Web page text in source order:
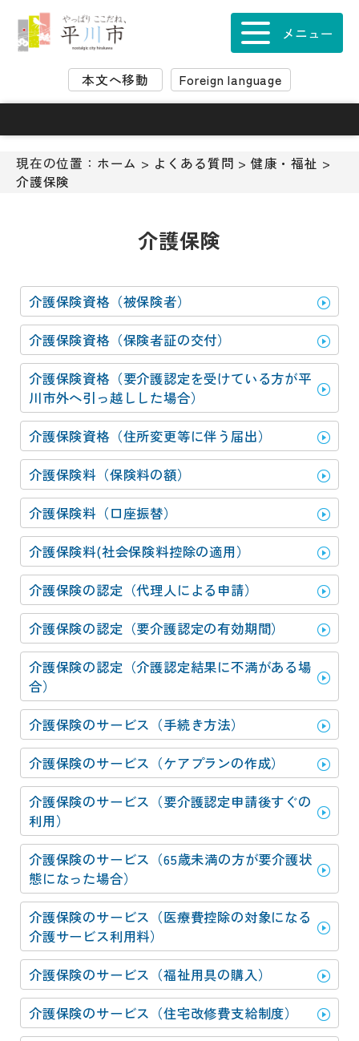
ョ
ス
本文へ移動 Foreign language
メニュー
現在の位置： ホーム > よくある質問 > 健康・福祉 >
介護保険
介護保険
介護保険資格（被保険者）
介護保険資格（保険者証の交付）
介護保険資格（要介護認定を受けている方が平
川市外へ引っ越しした場合）
介護保険資格（住所変更等に伴う届出）
介護保険料（保険料の額）
介護保険料（口座振替）
介護保険料(社会保険料控除の適用）
介護保険の認定（代理人による申請）
介護保険の認定（要介護認定の有効期間）
介護保険の認定（介護認定結果に不満がある場
合）
介護保険のサービス（手続き方法）
介護保険のサービス（ケアプランの作成）
介護保険のサービス（要介護認定申請後すぐの
利用）
介護保険のサービス（65歳未満の方が要介護状
態になった場合）
介護保険のサービス（医療費控除の対象になる
介護サービス利用料）
介護保険のサービス（福祉用具の購入）
介護保険のサービス（住宅改修費支給制度）